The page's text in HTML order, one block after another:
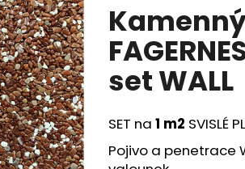
set WALL
SET na 1 m2 SVISLÉ
Pojivo a penetrace
HLEDAT